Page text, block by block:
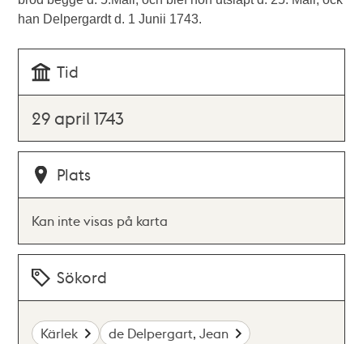
han Delpergardt d. 1 Junii 1743.
Tid
29 april 1743
Plats
Kan inte visas på karta
Sökord
Kärlek
de Delpergart, Jean